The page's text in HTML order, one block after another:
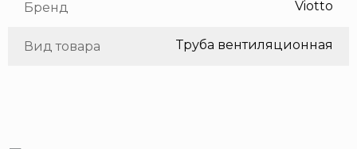
Бренд Viotto
Вид товара Труба вентиляционная